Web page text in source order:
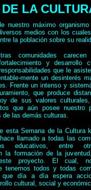
LA
nuestro máximo
medios con los
la población sobre su
comunidades
y desarrollo
que le
mente un desinterés
Frente un intenso y
que produce
de sus valores
que aún posee nuestro
de las demás culturas.
esta Semana de la Cultura
llamado a todas las
educativos, entre
la formación de la
este proyecto. El cual,
tenemos todos y todas
que día a día espera
cultural, social y